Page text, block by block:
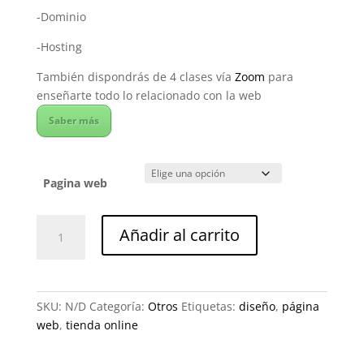
989,78€
-Dominio
-Hosting
También dispondrás de 4 clases vía Zoom para
enseñarte todo lo relacionado con la web
Saber más
Pagina web
Página
Añadir al carrito
SKU: N/D Categoría: Otros Etiquetas: diseño, página
web, tienda online